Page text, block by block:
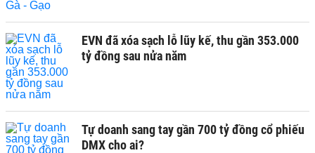
EVN đã xóa sạch lỗ lũy kế, thu gần 353.000
tỷ đồng sau nửa năm
Tự doanh sang tay gần 700 tỷ đồng cổ phiếu
DMX cho ai?